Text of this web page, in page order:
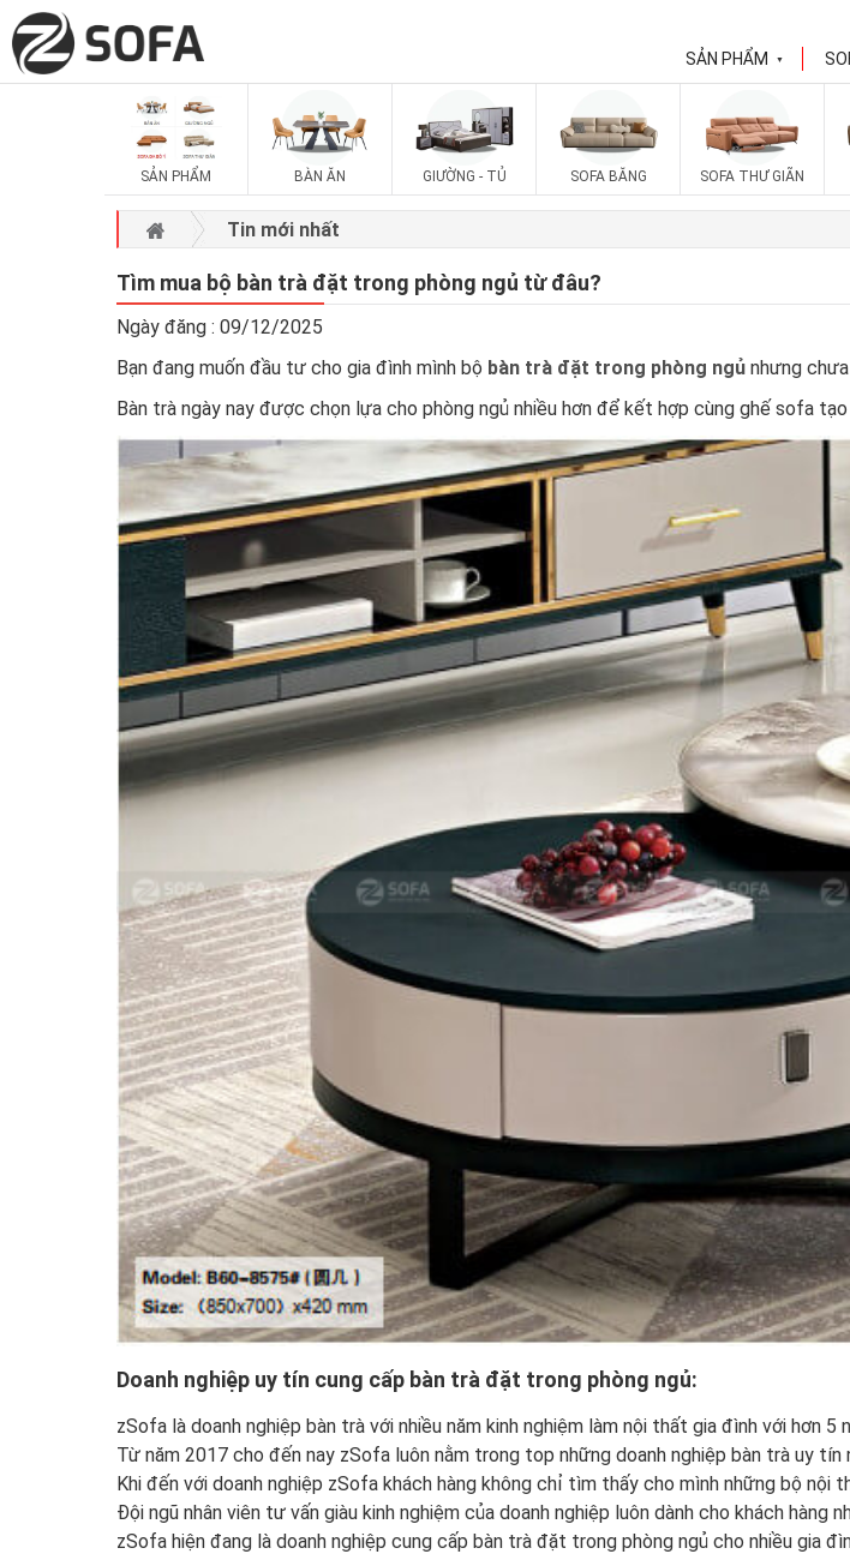
SẢN PHẨM ▼
SẢN PHẨM BÀN ĂN GIƯỜNG - TỦ SOFA BĂNG SOFA THƯ GIÃN
Tin mới nhất
Tìm mua bộ bàn trà đặt trong phòng ngủ từ đâu?
Ngày đăng : 09/12/2025
Bạn đang muốn đầu tư cho gia đình mình bộ bàn trà đặt trong phòng ngủ nhưng
Bàn trà ngày nay được chọn lựa cho phòng ngủ nhiều hơn để kết hợp cùng ghế sofa
Doanh nghiệp uy tín cung cấp bàn trà đặt trong phòng ngủ:
zSofa là doanh nghiệp bàn trà với nhiều năm kinh nghiệm làm nội thất gia đình với hơn 5
Từ năm 2017 cho đến nay zSofa luôn nằm trong top những doanh nghiệp bàn trà uy tín
Khi đến với doanh nghiệp zSofa khách hàng không chỉ tìm thấy cho mình những bộ
Đội ngũ nhân viên tư vấn giàu kinh nghiệm của doanh nghiệp luôn dành cho khách hàng
zSofa hiện đang là doanh nghiệp cung cấp bàn trà đặt trong phòng ngủ cho nhiều gia